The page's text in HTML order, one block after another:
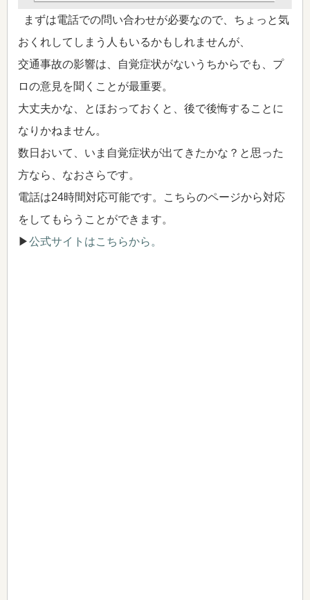
まずは電話での問い合わせが必要なので、ちょっと気
おくれしてしまう人もいるかもしれませんが、
交通事故の影響は、自覚症状がないうちからでも、プ
ロの意見を聞くことが最重要。
大丈夫かな、とほおっておくと、後で後悔することに
なりかねません。
数日おいて、いま自覚症状が出てきたかな？と思った
方なら、なおさらです。
電話は24時間対応可能です。こちらのページから対応
をしてもらうことができます。
▶公式サイトはこちらから。